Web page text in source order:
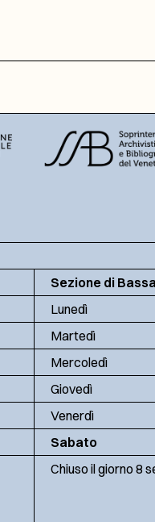
Sezione di
Lunedì
Martedì
Mercoledì
Giovedì
Venerdì
Sabato
Chiuso il giorno 8